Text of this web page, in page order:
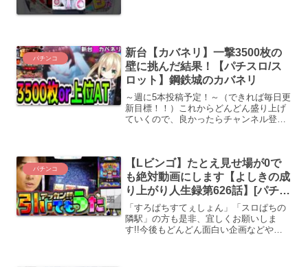
パチンコ
新台【カバネリ】一撃3500枚の
壁に挑んだ結果！【パチスロ/ス
ロット】鋼鉄城のカバネリ
～週に5本投稿予定！～（できれば毎日更
新目標！！）これからどんどん盛り上げ
ていくので、良かったらチャンネル登録
ロ #カバネリ蜂屋ひ...
パチンコ
【Lビンゴ】たとえ見せ場が0で
も絶対動画にします【よしきの成
り上がり人生録第626話】[パチス
ロ][スロット]#いそまる#よしき
「すろぱちすてぇしょん」「スロぱちの
隣駅」の方も是非、宜しくお願いしま
す!!今後もどんどん面白い企画などやっ